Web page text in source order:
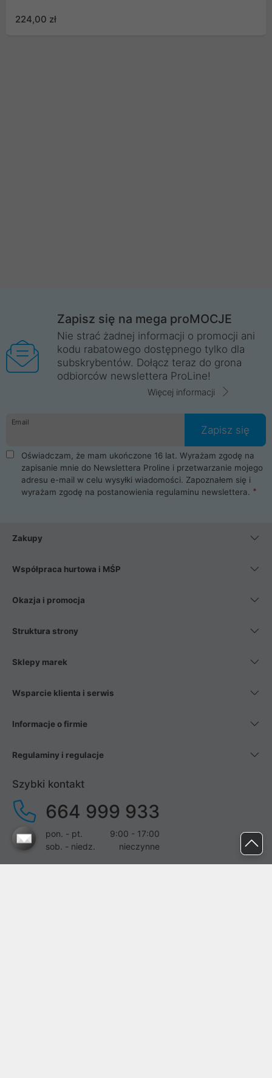
224,00 zł
Zapisz się na mega proMOCJE
Nie strać żadnej informacji o promocji ani
kodu rabatowego dostępnego tylko dla
subskrybentów. Dołącz teraz do grona
odbiorców newslettera ProLine!
Więcej informacji
Email
Zapisz się
Oświadczam, że mam ukończone 16 lat. Wyrażam zgodę na
zapisanie mnie do Newslettera Proline i przetwarzanie mojego
adresu e-mail w celu wysyłki wiadomości. Zapoznałem się i
wyrażam zgodę na postanowienia regulaminu newslettera.
Zakupy
Współpraca hurtowa i MŚP
Okazja i promocja
Struktura strony
Sklepy marek
Wsparcie klienta i serwis
Informacje o firmie
Regulaminy i regulacje
Szybki kontakt
664 999 933
pon. - pt.
9:00 - 17:00
sob. - niedz.
nieczynne